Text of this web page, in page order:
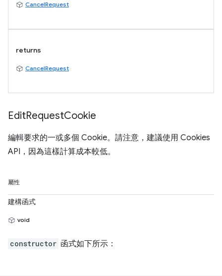
CancelRequest
returns
CancelRequest
EditRequestCookie
編輯要求的一或多個 Cookie。請注意，建議使用 Cookies
API，因為這樣計算成本較低。
屬性
建構函式
void
constructor 函式如下所示：